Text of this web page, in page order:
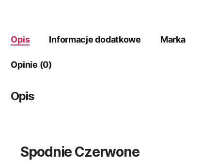
Opis Informacje dodatkowe Marka
Opinie (0)
Opis
Spodnie Czerwone